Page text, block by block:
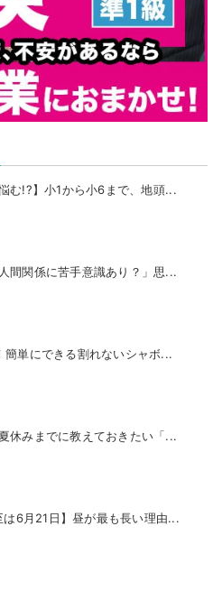
む!?】小1から小6まで、地頭...
間関係に苦手意識あり？」思...
簡単にできる割れないシャボ...
休みまでに教えておきたい「...
は6月21日】昼が最も長い理由...